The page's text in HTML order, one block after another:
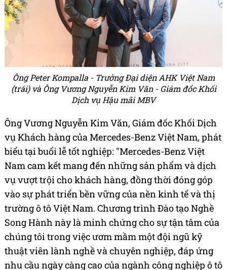
Ông Peter Kompalla - Trưởng Đại diện AHK Việt Nam
(trái) và Ông Vương Nguyễn Kim Văn - Giám đốc Khối
Dịch vụ Hậu mãi MBV
Ông Vương Nguyễn Kim Văn, Giám đốc Khối Dịch
vụ Khách hàng của Mercedes-Benz Việt Nam, phát
biểu tại buổi lễ tốt nghiệp: "Mercedes-Benz Việt
Nam cam kết mang đến những sản phẩm và dịch
vụ vượt trội cho khách hàng, đồng thời đóng góp
vào sự phát triển bền vững của nền kinh tế và thị
trường ô tô Việt Nam. Chương trình Đào tạo Nghề
Song Hành này là minh chứng cho sự tận tâm của
chúng tôi trong việc ươm mầm một đội ngũ kỹ
thuật viên lành nghề và chuyên nghiệp, đáp ứng
nhu cầu ngày càng cao của ngành công nghiệp ô tô